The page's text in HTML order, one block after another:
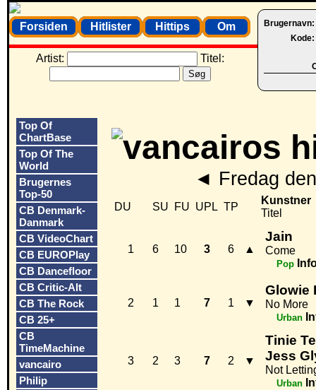
Brugernavn:
Kode:
Forsiden Hitlister Hittips Om
Artist: Titel:
Top Of
ChartBase
Top Of The
World
Brugernes
Top-50
CB Denmark-
Danmark
CB VideoChart
CB EUROPlay
CB Dancefloor
CB Critic-Alt
CB The Rock
CB 25+
CB
TimeMachine
vancairo
Philip
◄ Fredag
DU SU FU UPL TP
Kunstner
Titel
1 6 10 3 6 ▲
Jain
Come
Pop
2 1 1 7 1 ▼
Glowie
No More
Urban
3 2 3 7 2 ▼
Tinie
Jess
Not
Urban